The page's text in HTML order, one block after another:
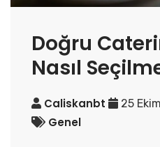
Doğru
Nasıl
Caliskanbt 25
Genel